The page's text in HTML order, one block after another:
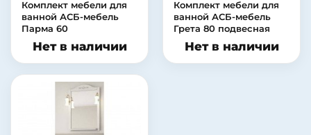
Комплект мебели для
ванной АСБ-мебель
Парма 60
Нет в наличии
Комплект мебели для
ванной АСБ-мебель
Грета 80 подвесная
Нет в наличии